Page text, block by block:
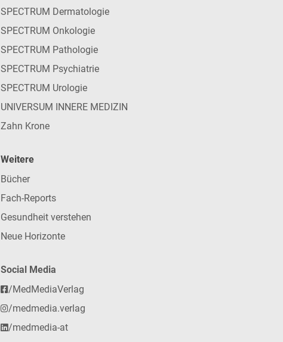
SPECTRUM Dermatologie
SPECTRUM Onkologie
SPECTRUM Pathologie
SPECTRUM Psychiatrie
SPECTRUM Urologie
UNIVERSUM INNERE MEDIZIN
Zahn Krone
Weitere
Bücher
Fach-Reports
Gesundheit verstehen
Neue Horizonte
Social Media
/MedMediaVerlag
/medmedia.verlag
/medmedia-at